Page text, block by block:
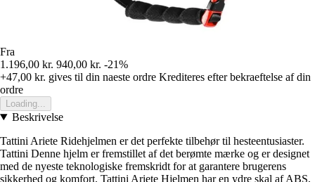
Fra
1.196,00 kr. 940,00 kr. -21%
+47,00 kr. gives til din naeste ordre Krediteres efter bekraeftelse af din
ordre
Loading...
Beskrivelse
Tattini Ariete Ridehjelmen er det perfekte tilbehør til hesteentusiaster.
Tattini Denne hjelm er fremstillet af det berømte mærke og er designet
med de nyeste teknologiske fremskridt for at garantere brugerens
sikkerhed og komfort. Tattini Ariete Hjelmen har en ydre skal af ABS,